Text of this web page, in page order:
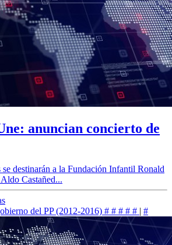
anuncian concierto de
destinarán a la Fundación Infantil Ronald
Castañed...
del PP (2012-2016) # # # # # | #